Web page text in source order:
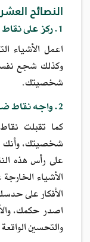
النصائح
1. ركز على نقاط قوتك!
اعمل الأشياء
وكذلك شجع
شخصيتك.
2. واجه نقاط ضعفك!
كما تقبلت
شخصيتك،
على رأس هذه
الأشياء
الأفكار على
اصدر حكمك،
والتحسين